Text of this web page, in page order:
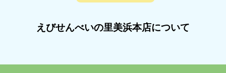
えびせんべいの里美浜本店について